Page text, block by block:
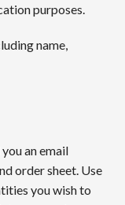
purposes.
name,
an email
order sheet. Use
you wish to
広く対応するスポ
本語対応スタッ